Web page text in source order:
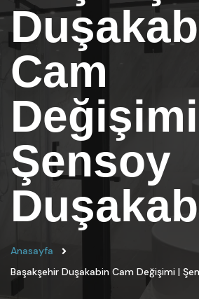
Cam
Şensoy
Anasayfa
Başakşehir Duşakabin Cam Değişimi |